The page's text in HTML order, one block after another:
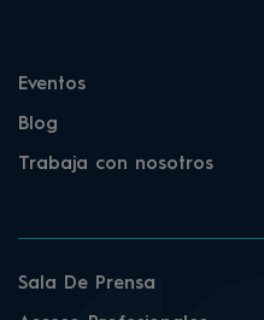
Eventos
Blog
Trabaja con nosotros
Sala De Prensa